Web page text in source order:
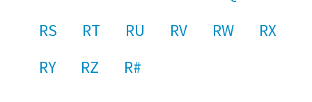
RS
RT RU RV RW
RX
RY
RZ R#